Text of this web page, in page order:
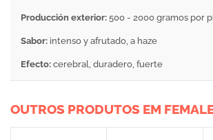
Producción exterior: 500 - 2000 gramos por
Sabor: intenso y afrutado, a haze
Efecto: cerebral, duradero, fuerte
OUTROS PRODUTOS EM